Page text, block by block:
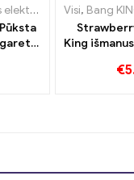
Vienkartinės
,Vienkartinės
elektroninės
Lietuva
Ice
Visi, Bang
King
€